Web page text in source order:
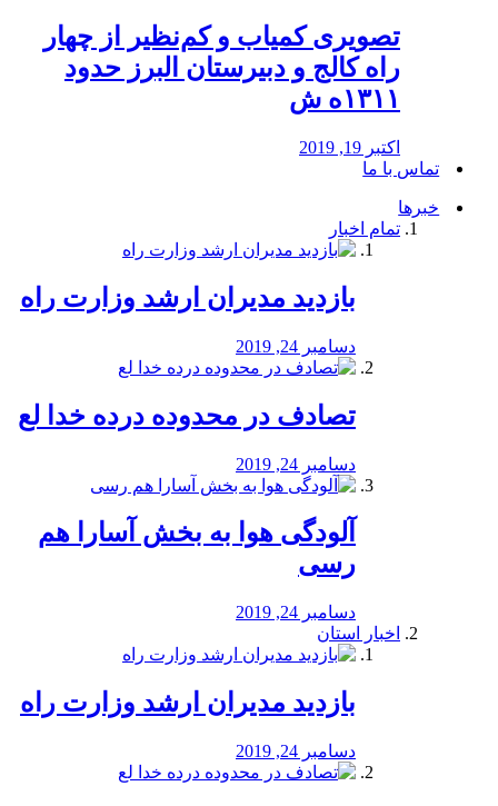
️تصویری کمیاب و کم‌نظیر از چهار
راه كالج و دبيرستان البرز حدود
۱۳۱۱ه ش
اکتبر 19, 2019
تماس با ما
خبرها
تمام اخبار
بازدید مدیران ارشد وزارت راه
دسامبر 24, 2019
تصادف در محدوده درده خدا لع
دسامبر 24, 2019
آلودگی هوا به بخش آسارا هم
رسی
دسامبر 24, 2019
اخبار استان
بازدید مدیران ارشد وزارت راه
دسامبر 24, 2019